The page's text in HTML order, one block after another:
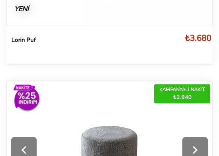
YENİ
Lorin Puf ₺3.680
KAMPANYALI NAKİT
₺2.940